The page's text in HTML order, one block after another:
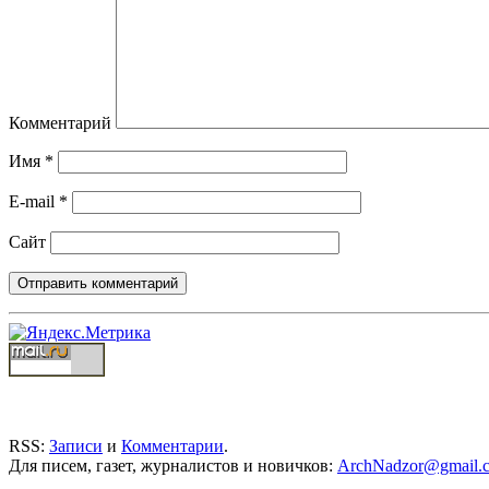
Комментарий
Имя *
E-mail *
Сайт
RSS: Записи и Комментарии.
Для писем, газет, журналистов и новичков: